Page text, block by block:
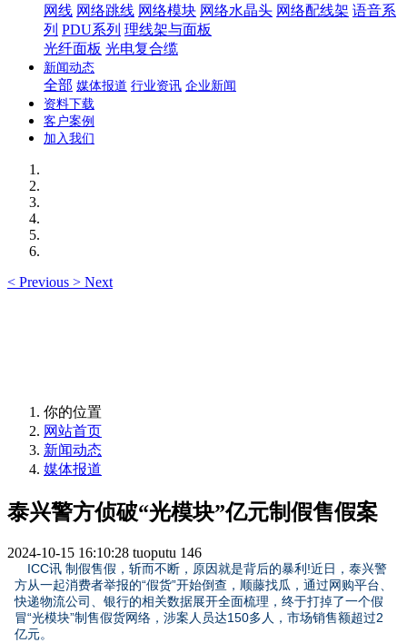
网线 网络跳线 网络模块 网络水晶头 网络配线架 语音系
列 PDU系列 理线架与面板
光纤面板 光电复合缆
新闻动态
全部 媒体报道 行业资讯 企业新闻
资料下载
客户案例
加入我们
< Previous > Next
你的位置
网站首页
新闻动态
媒体报道
泰兴警方侦破“光模块”亿元制假售假案
2024-10-15 16:10:28 tuoputu 146
ICC讯 制假售假，斩而不断，原因就是背后的暴利!近日，泰兴警
方从一起消费者举报的“假货”开始倒查，顺藤找瓜，通过网购平台、
快递物流公司、银行的相关数据展开全面梳理，终于打掉了一个假
冒“光模块”制售假货网络，涉案人员达150多人，市场销售额超过2
亿元。